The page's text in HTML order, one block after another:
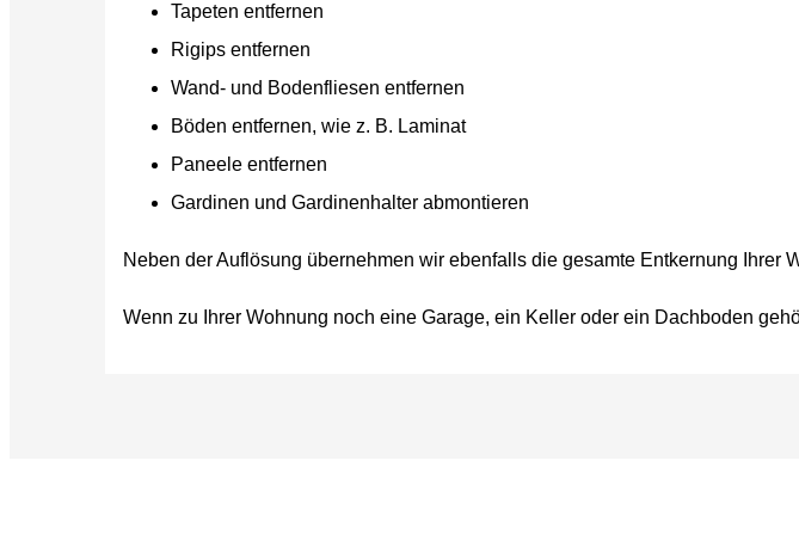
Tapeten entfernen
Rigips entfernen
Wand- und Bodenfliesen entfernen
Böden entfernen, wie z. B. Laminat
Paneele entfernen
Gardinen und Gardinenhalter abmontieren
Neben der Auflösung übernehmen wir ebenfalls die gesamte Entkernung Ihrer
Wenn zu Ihrer Wohnung noch eine Garage, ein Keller oder ein Dachboden